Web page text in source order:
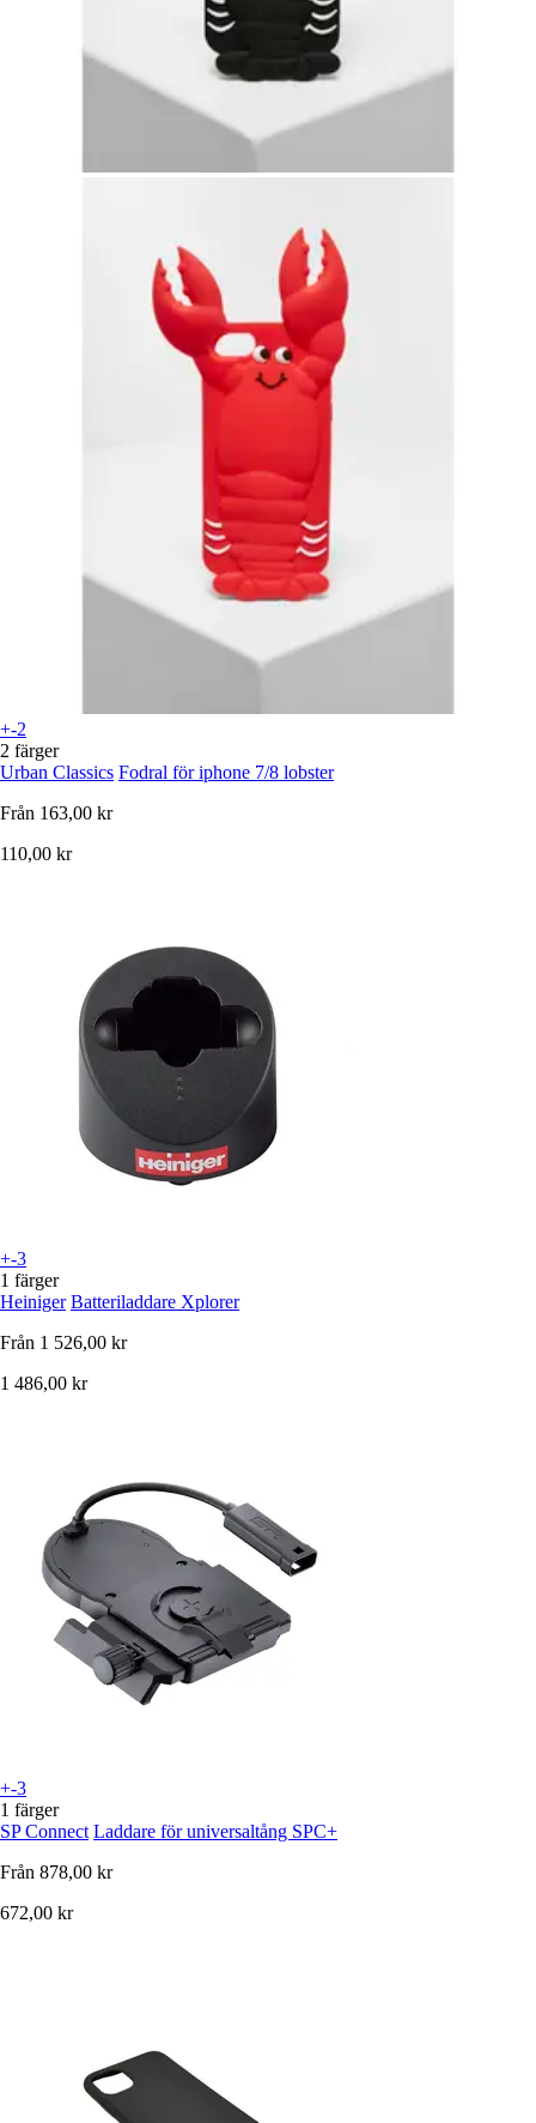
+-2
2 färger
Urban Classics Fodral för iphone 7/8 lobster
Från 163,00 kr
110,00 kr
+-3
1 färger
Heiniger Batteriladdare Xplorer
Från 1 526,00 kr
1 486,00 kr
+-3
1 färger
SP Connect Laddare för universaltång SPC+
Från 878,00 kr
672,00 kr